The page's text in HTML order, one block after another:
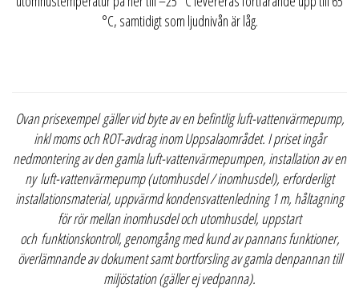
°C, samtidigt som ljudnivån är låg.
Ovan prisexempel gäller vid byte av en befintlig luft-vattenvärmepump,
inkl moms och ROT-avdrag inom Uppsalaområdet. I priset ingår
nedmontering av den gamla luft-vattenvärmepumpen, installation av en
ny luft-vattenvärmepump (utomhusdel / inomhusdel), erforderligt
installationsmaterial, uppvärmd kondensvattenledning 1 m, håltagning
för rör mellan inomhusdel och utomhusdel, uppstart
och funktionskontroll, genomgång med kund av pannans funktioner,
överlämnande av dokument samt bortforsling av gamla denpannan till
miljöstation (gäller ej vedpanna).